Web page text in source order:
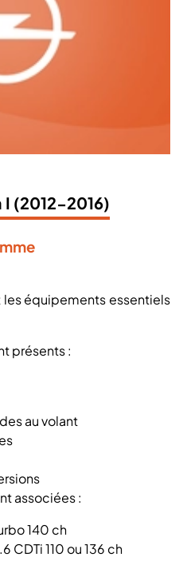
(2012-2016)
les équipements essentiels
présents :
au volant
associées :
140 ch
CDTi 110 ou 136 ch